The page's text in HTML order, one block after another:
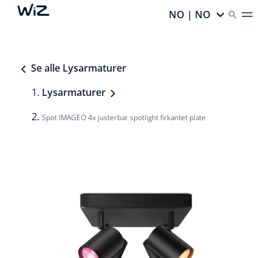
NO | NO
Se alle Lysarmaturer
Lysarmaturer
Spot IMAGEO 4x justerbar spotlight firkantet plate